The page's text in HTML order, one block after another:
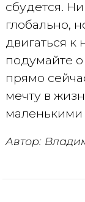
сбудется.
глобально,
двигаться
подумайте
прямо
мечту в
Автор: